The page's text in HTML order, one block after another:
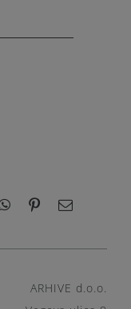
WhatsApp
Pinterest
ARHIVE d.o.o.